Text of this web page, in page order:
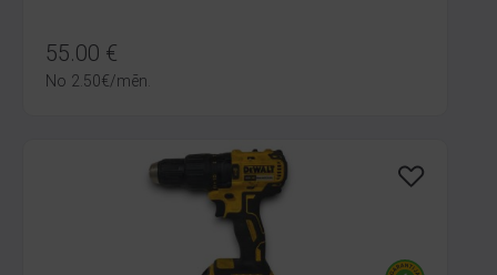
55.00 €
No 2.50€/mēn.